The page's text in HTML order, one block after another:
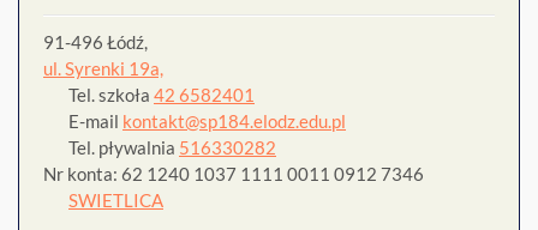
91-496 Łódź,
ul. Syrenki 19a,
Tel. szkoła 42 6582401
E-mail kontakt@sp184.elodz.edu.pl
Tel. pływalnia 516330282
Nr konta: 62 1240 1037 1111 0011 0912 7346
SWIETLICA